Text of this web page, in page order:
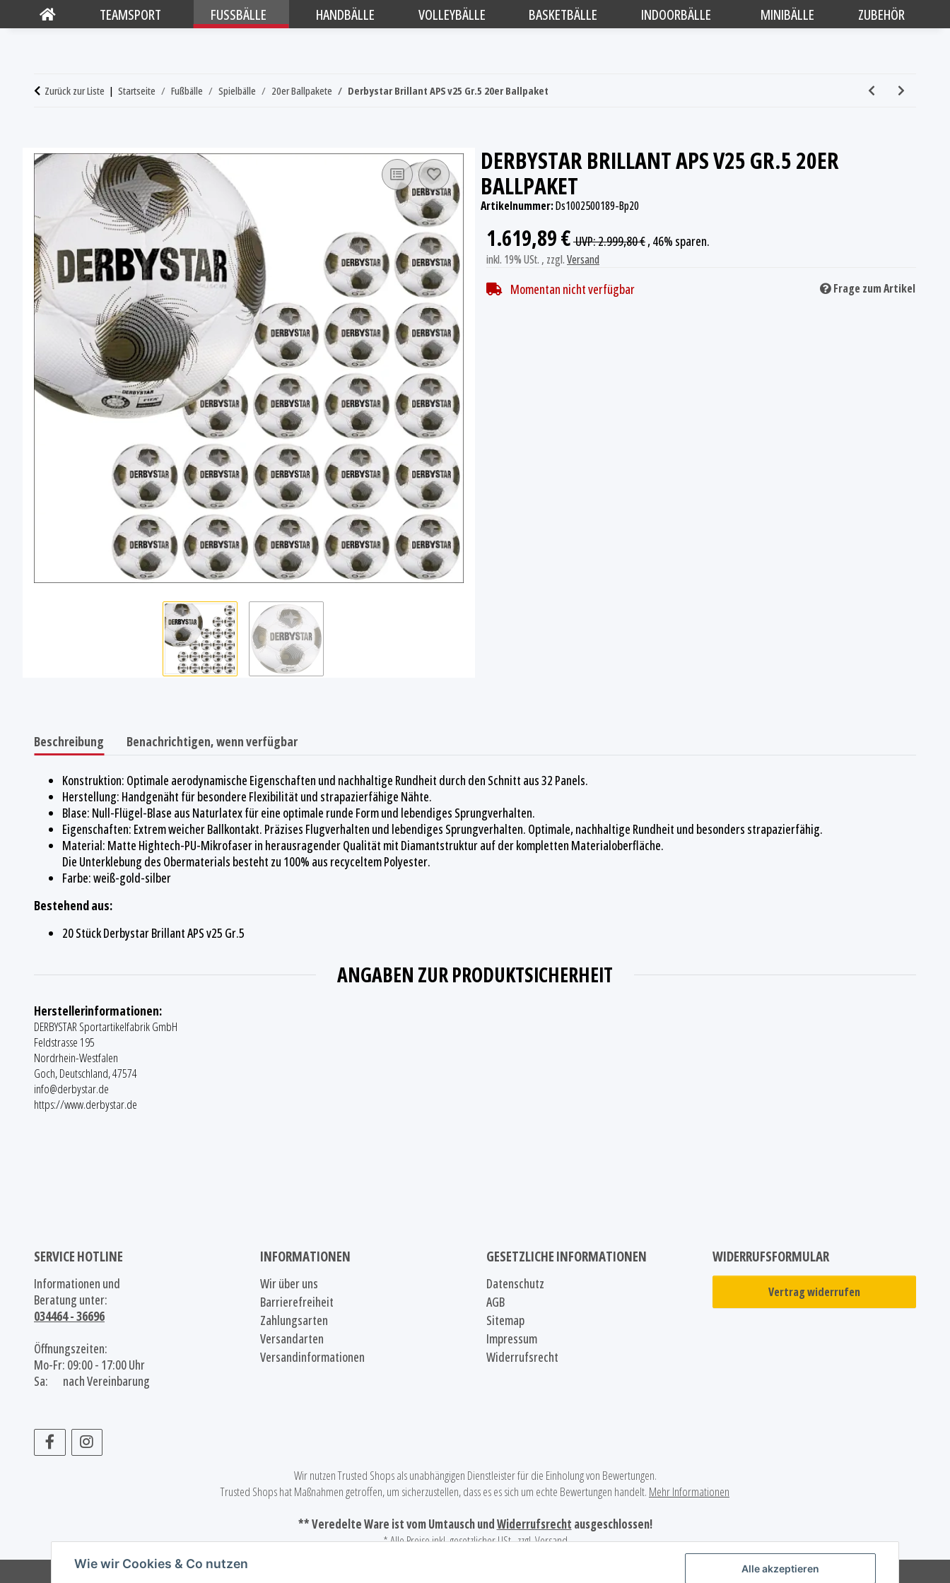
Alle akzeptieren
Wie wir Cookies & Co nutzen
TEAMSPORT FUSSBÄLLE HANDBÄLLE VOLLEYBÄLLE BASKETBÄLLE INDOORBÄLLE MINIBÄLLE ZUBEHÖR
Zurück zur Liste Startseite Fußbälle Spielbälle 20er Ballpakete Derbystar Brillant APS v25 Gr.5 20er Ballpaket
DERBYSTAR BRILLANT APS V25 GR.5 20ER
BALLPAKET
Artikelnummer:Ds1002500189-Bp20
1.619,89 €UVP:2.999,80 €, 46% sparen.
inkl. 19% USt. , zzgl.Versand
Momentan nicht verfügbar Frage zum Artikel
Beschreibung Benachrichtigen, wenn verfügbar
Konstruktion: Optimale aerodynamische Eigenschaften und nachhaltige Rundheit durch den Schnitt aus 32 Panels.
Herstellung: Handgenäht für besondere Flexibilität und strapazierfähige Nähte.
Blase: Null-Flügel-Blase aus Naturlatex für eine optimale runde Form und lebendiges Sprungverhalten.
Eigenschaften: Extrem weicher Ballkontakt. Präzises Flugverhalten und lebendiges Sprungverhalten. Optimale, nachhaltige Rundheit und besonders strapazierfähig.
Material: Matte Hightech-PU-Mikrofaser in herausragender Qualität mit Diamantstruktur auf der kompletten Materialoberfläche.
Die Unterklebung des Obermaterials besteht zu 100% aus recyceltem Polyester.
Farbe: weiß-gold-silber
Bestehend aus:
20 Stück Derbystar Brillant APS v25 Gr.5
ANGABEN ZUR PRODUKTSICHERHEIT
Herstellerinformationen:
DERBYSTAR Sportartikelfabrik GmbH
Feldstrasse 195
Nordrhein-Westfalen
Goch, Deutschland, 47574
info@derbystar.de
https://www.derbystar.de
SERVICE HOTLINE
Informationen und
Beratung unter:
034464 - 36696
Öffnungszeiten:
Mo-Fr: 09:00 - 17:00 Uhr
Sa: nach Vereinbarung
INFORMATIONEN
Wir über uns
Barrierefreiheit
Zahlungsarten
Versandarten
Versandinformationen
GESETZLICHE INFORMATIONEN
Datenschutz
AGB
Sitemap
Impressum
Widerrufsrecht
WIDERRUFSFORMULAR
Vertrag widerrufen
Wir nutzen Trusted Shops als unabhängigen Dienstleister für die Einholung von Bewertungen.
Trusted Shops hat Maßnahmen getroffen, um sicherzustellen, dass es es sich um echte Bewertungen handelt. Mehr Informationen
** Veredelte Ware ist vom Umtausch undWiderrufsrecht ausgeschlossen!
* Alle Preise inkl. gesetzlicher USt., zzgl.Versand